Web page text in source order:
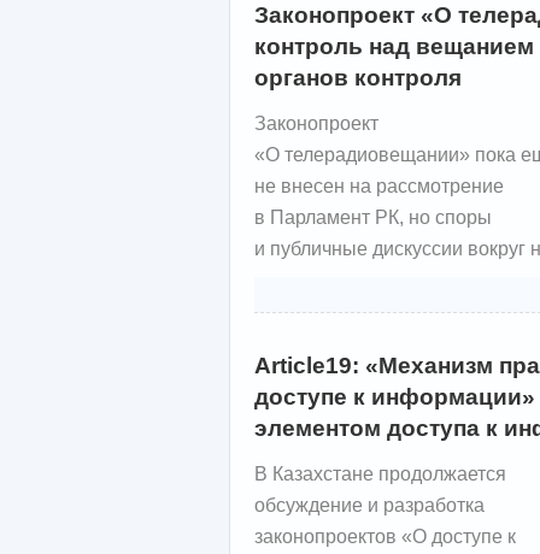
Законопроект «О
контроль над
органов контроля
Законопроект
«О телерадиовещании» пока
не внесен на рассмотрение
в Парламент РК, но споры
и публичные дискуссии вокруг
Article19: «Механизм
доступе к
элементом доступа к
В Казахстане продолжается
обсуждение и разработка
законопроектов «О доступе к